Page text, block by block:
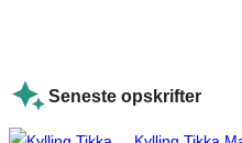
Seneste opskrifter